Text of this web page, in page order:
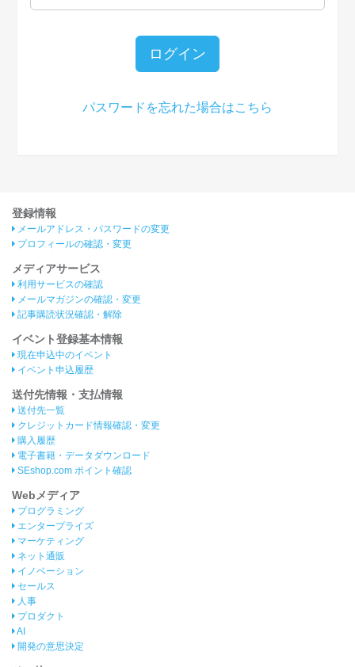
ログイン
パスワードを忘れた場合はこちら
登録情報
メールアドレス・パスワードの変更
プロフィールの確認・変更
メディアサービス
利用サービスの確認
メールマガジンの確認・変更
記事購読状況確認・解除
イベント登録基本情報
現在申込中のイベント
イベント申込履歴
送付先情報・支払情報
送付先一覧
クレジットカード情報確認・変更
購入履歴
電子書籍・データダウンロード
SEshop.com ポイント確認
Webメディア
プログラミング
エンタープライズ
マーケティング
ネット通販
イノベーション
セールス
人事
プロダクト
AI
開発の意思決定